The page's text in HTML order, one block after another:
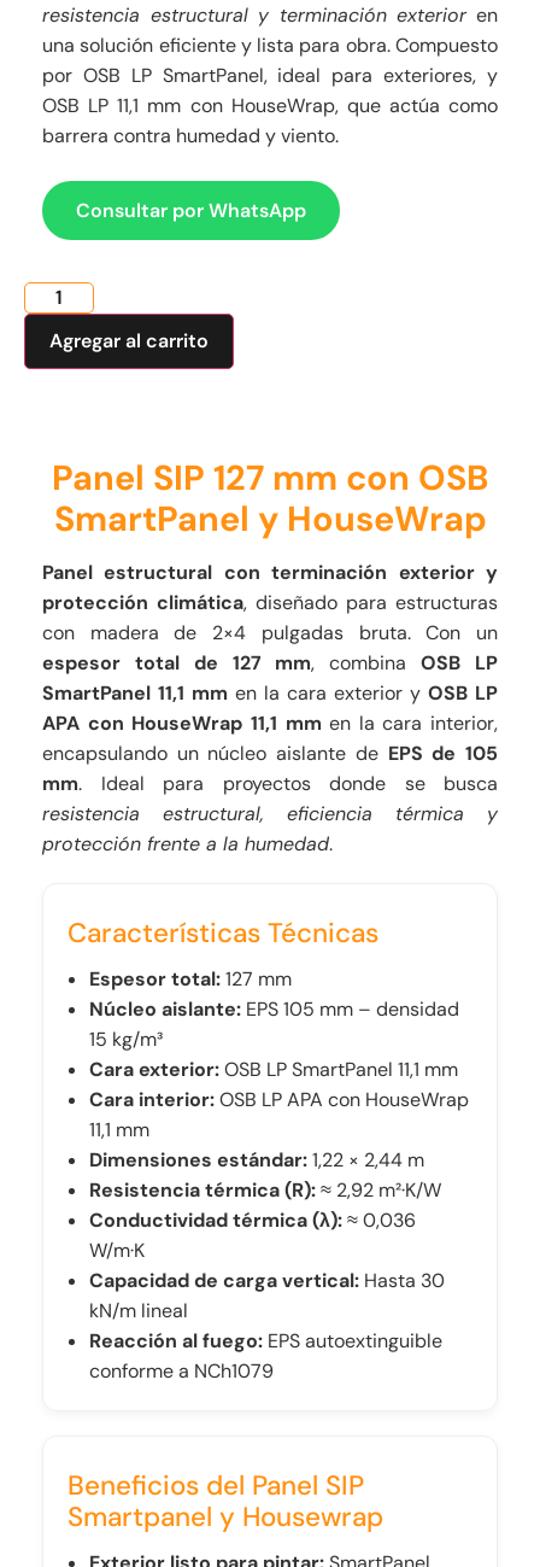
resistencia estructural y terminación exterioren
una solución eficiente y lista para obra. Compuesto
por OSB LP SmartPanel, ideal para exteriores, y
OSB LP 11,1 mm con HouseWrap, que actúa como
barrera contra humedad y viento.
Consultar por WhatsApp
Agregar al carrito
Panel SIP 127 mm con OSB
SmartPanel y HouseWrap
Panel estructural con terminación exterior y
protección climática, diseñado para estructuras
con madera de 2×4 pulgadas bruta. Con un
espesor total de 127 mm, combinaOSB LP
SmartPanel 11,1 mm en la cara exterior y OSB LP
APA con HouseWrap 11,1 mm en la cara interior,
encapsulando un núcleo aislante de EPS de 105
mm. Ideal para proyectos donde se busca
resistencia estructural, eficiencia térmica y
protección frente a la humedad.
Características Técnicas
Espesor total:127 mm
Núcleo aislante: EPS 105 mm – densidad
15 kg/m³
Cara exterior:OSB LP SmartPanel 11,1 mm
Cara interior:OSB LP APA con HouseWrap
11,1 mm
Dimensiones estándar:1,22 × 2,44 m
Resistencia térmica (R):≈ 2,92 m²·K/W
Conductividad térmica (λ):≈ 0,036
W/m·K
Capacidad de carga vertical: Hasta 30
kN/m lineal
Reacción al fuego: EPS autoextinguible
conforme a NCh1079
Beneficios del Panel SIP
Smartpanel y Housewrap